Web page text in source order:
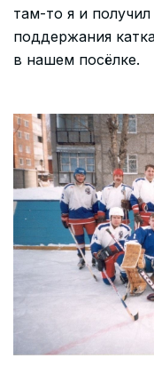
там-то я и
поддержания
в нашем посёлке.